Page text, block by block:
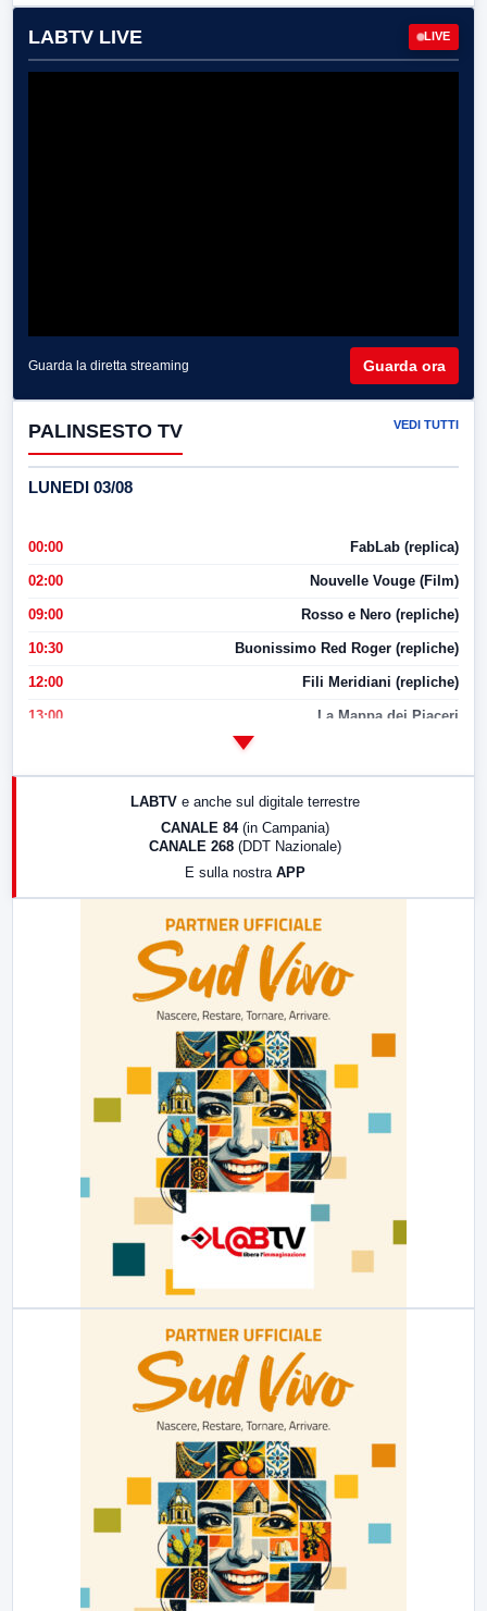
LABTV LIVE LIVE
Guarda la diretta streaming Guarda ora
PALINSESTO TV VEDI TUTTI
LUNEDI 03/08
00:00 FabLab (replica)
02:00 Nouvelle Vouge (Film)
09:00 Rosso e Nero (repliche)
10:30 Buonissimo Red Roger (repliche)
12:00 Fili Meridiani (repliche)
13:00 La Mappa dei Piaceri
17:00 LabNews (replica)
LABTV e anche sul digitale terrestre
CANALE 84 (in Campania)
CANALE 268 (DDT Nazionale)
E sulla nostra APP